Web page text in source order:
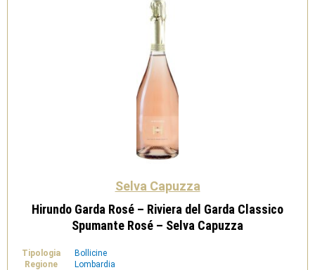
Selva Capuzza
Hirundo Garda Rosé – Riviera del Garda Classico
Spumante Rosé – Selva Capuzza
Tipologia
Bollicine
Regione
Lombardia